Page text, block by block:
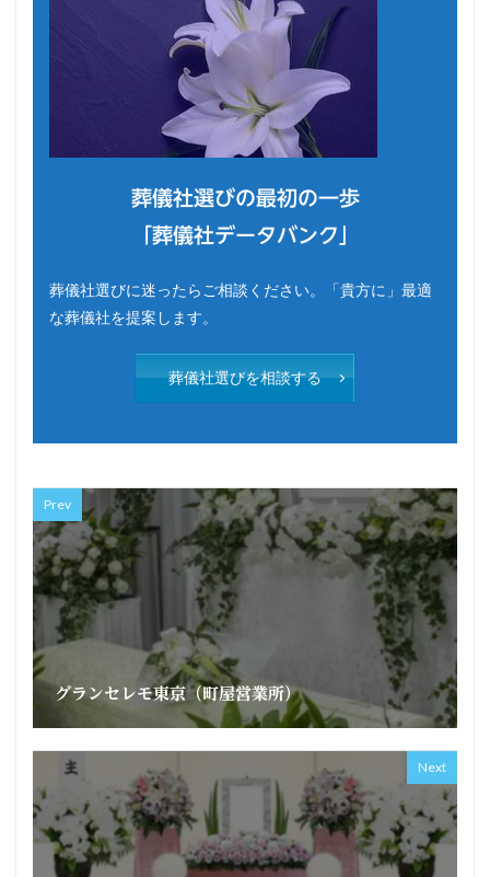
葬儀社選びの最初の一歩
「葬儀社データバンク」
葬儀社選びに迷ったらご相談ください。「貴方に」最適
な葬儀社を提案します。
葬儀社選びを相談する
Prev
グランセレモ東京（町屋営業所）
Next